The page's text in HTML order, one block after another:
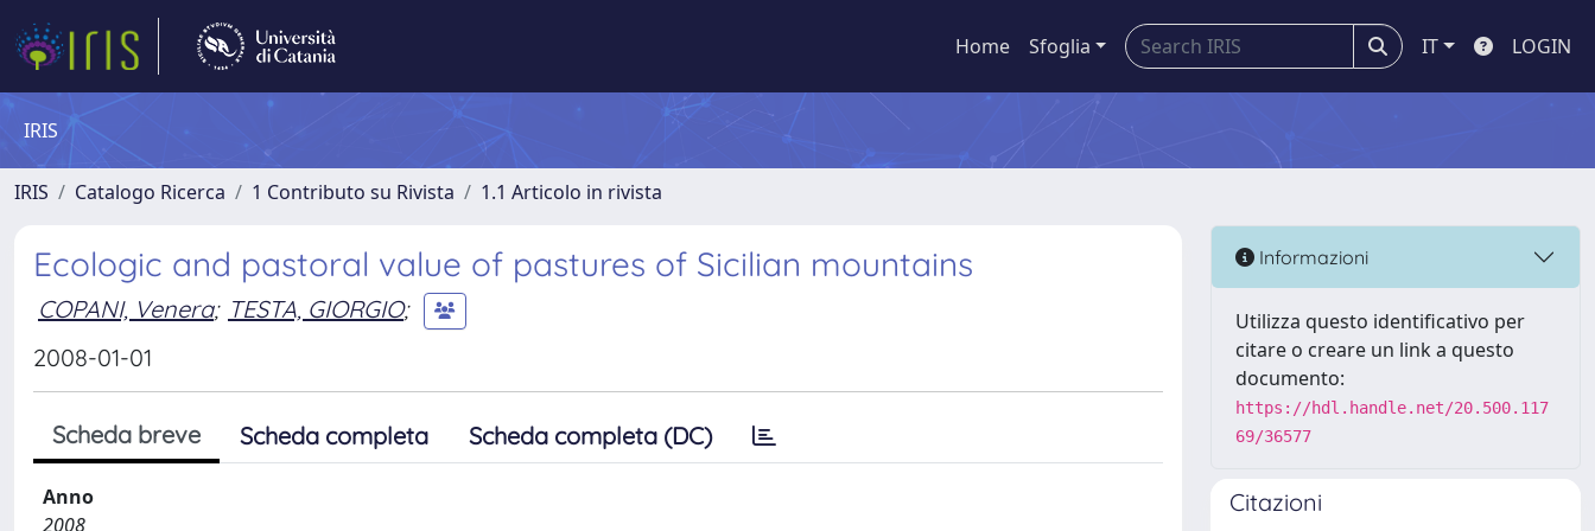
Home Sfoglia IT LOGIN
IRIS
IRIS Catalogo Ricerca 1 Contributo su Rivista 1.1 Articolo in rivista
Ecologic and pastoral value of pastures of Sicilian mountains
COPANI, Venera; TESTA, GIORGIO;
2008-01-01
Scheda breve Scheda completa Scheda completa (DC)
Anno
2008
Informazioni
Utilizza questo identificativo per
citare o creare un link a questo
documento:
https://hdl.handle.net/20.500.117
69/36577
Citazioni